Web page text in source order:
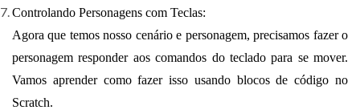
Controlando Personagens com Teclas:
Agora que temos nosso cenário e personagem, precisamos fazer o
personagem responder aos comandos do teclado para se mover.
Vamos aprender como fazer isso usando blocos de código no
Scratch.